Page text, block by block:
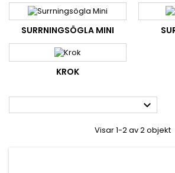
SURRNINGSÖGLA MINI
KROK

Visar 1-2 av 2 objekt